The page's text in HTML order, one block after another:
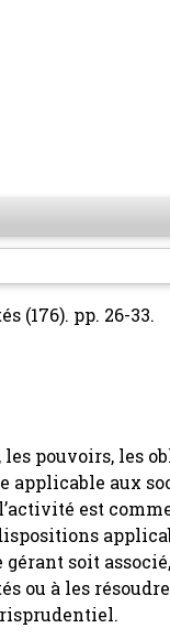
(176). pp. 26-33.
pouvoirs, les
applicable aux
est
soit
ou à les résoudre